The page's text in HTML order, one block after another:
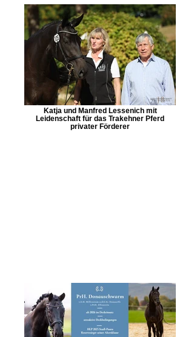
Katja und Manfred Lessenich mit
Leidenschaft für das Trakehner Pferd
privater Förderer